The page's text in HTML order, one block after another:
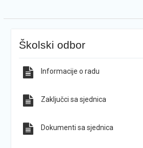
Školski odbor
Informacije o radu
Zaključci sa sjednica
Dokumenti sa sjednica